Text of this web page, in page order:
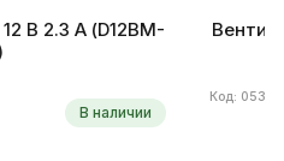
В 2.3 А (D12BM-
В наличии
Код: 0539